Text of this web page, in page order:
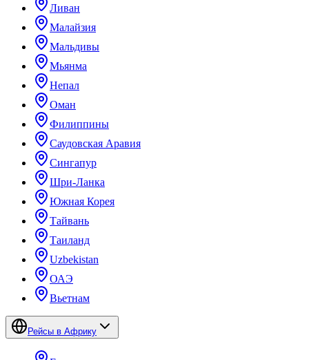
Ливан
Малайзия
Мальдивы
Мьянма
Непал
Оман
Филиппины
Саудовская Аравия
Сингапур
Шри-Ланка
Южная Корея
Тайвань
Таиланд
Uzbekistan
ОАЭ
Вьетнам
Рейсы в Африку